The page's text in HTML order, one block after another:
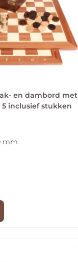
en dambord met
inclusief stukken
mm